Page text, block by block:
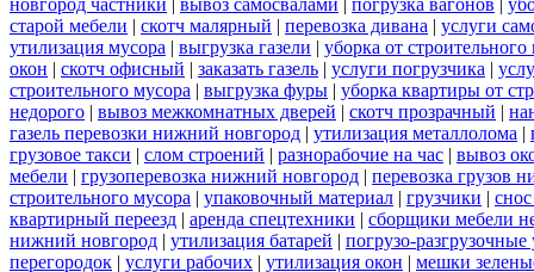
старой мебели | скотч малярный | перевозка дивана | услуги
утилизация мусора | выгрузка газели | уборка от строительного
окон | скотч офисный | заказать газель | услуги погрузчика |
строительного мусора | выгрузка фуры | уборка квартиры от
недорого | вывоз межкомнатных дверей | скотч прозрачный |
газель перевозки нижний новгород | утилизация металлолома |
грузовое такси | слом строений | разнорабочие на час | вывоз
мебели | грузоперевозка нижний новгород | перевозка грузов
строительного мусора | упаковочный материал | грузчики |
квартирный переезд | аренда спецтехники | сборщики мебели
нижний новгород | утилизация батарей | погрузо-разгрузочные
перегородок | услуги рабочих | утилизация окон | мешки